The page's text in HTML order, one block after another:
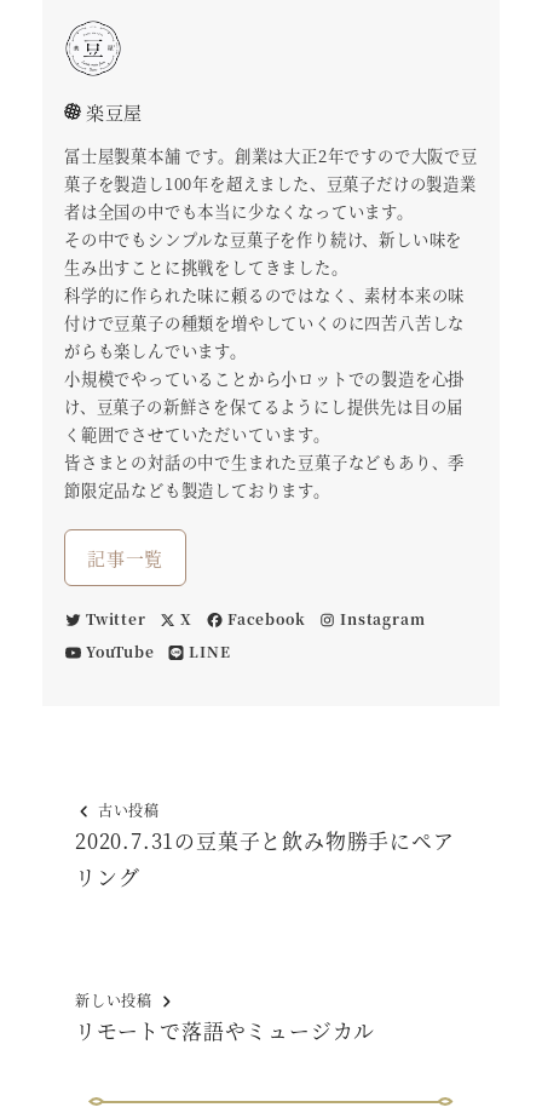
楽豆屋
冨士屋製菓本舗 です。創業は大正2年ですので大阪で豆
菓子を製造し100年を超えました、豆菓子だけの製造業
者は全国の中でも本当に少なくなっています。
その中でもシンプルな豆菓子を作り続け、新しい味を
生み出すことに挑戦をしてきました。
科学的に作られた味に頼るのではなく、素材本来の味
付けで豆菓子の種類を増やしていくのに四苦八苦しな
がらも楽しんでいます。
小規模でやっていることから小ロットでの製造を心掛
け、豆菓子の新鮮さを保てるようにし提供先は目の届
く範囲でさせていただいています。
皆さまとの対話の中で生まれた豆菓子などもあり、季
節限定品なども製造しております。
記事一覧
Twitter X Facebook
Instagram
YouTube
LINE
古い投稿
2020.7.31の豆菓子と飲み物勝手にペア
リング
新しい投稿
リモートで落語やミュージカル